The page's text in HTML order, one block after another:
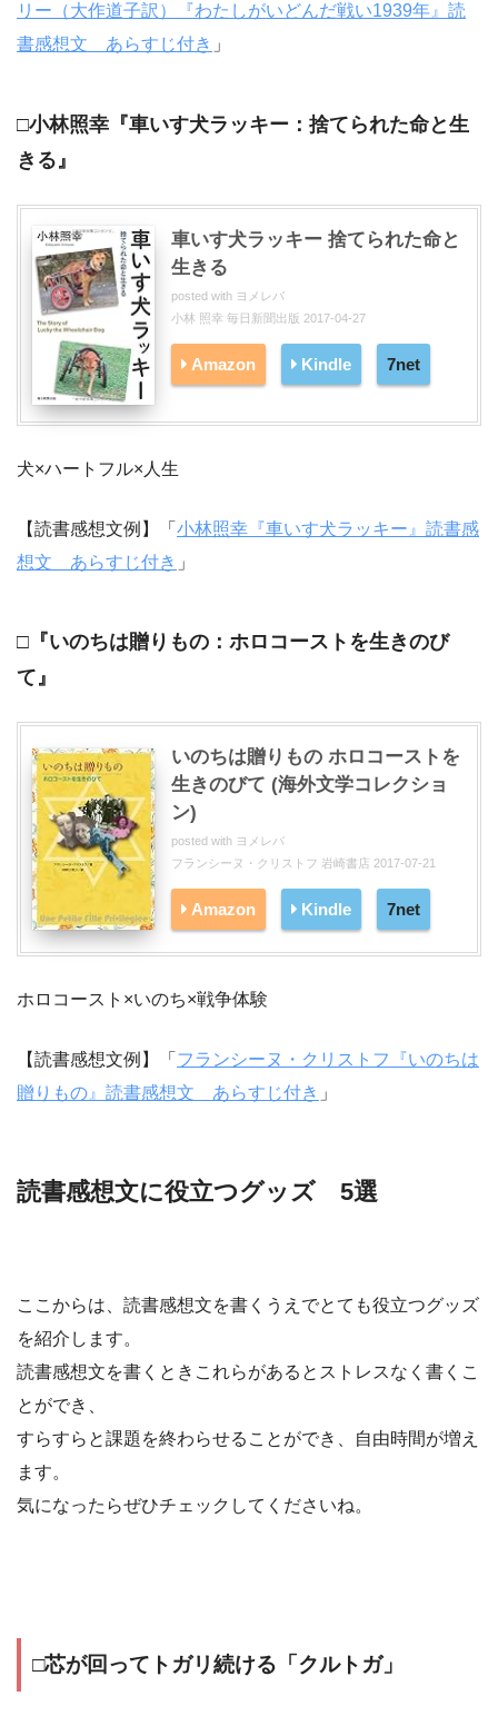
リー（大作道子訳）『わたしがいどんだ戦い1939年』読
書感想文 あらすじ付き 」
□小林照幸『車いす犬ラッキー：捨てられた命と生
きる』
車いす犬ラッキー 捨てられた命と
生きる
posted with ヨメレバ
小林 照幸 毎日新聞出版 2017-04-27
Amazon Kindle 7net
犬×ハートフル×人生
【読書感想文例】「 小林照幸『車いす犬ラッキー』読書感
想文 あらすじ付き 」
□『いのちは贈りもの：ホロコーストを生きのび
て』
いのちは贈りもの ホロコーストを
生きのびて (海外文学コレクショ
ン)
posted with ヨメレバ
フランシーヌ・クリストフ 岩崎書店 2017-07-21
Amazon Kindle 7net
ホロコースト×いのち×戦争体験
【読書感想文例】「 フランシーヌ・クリストフ『いのちは
贈りもの』読書感想文 あらすじ付き 」
読書感想文に役立つグッズ 5選
ここからは、読書感想文を書くうえでとても役立つグッズ
を紹介します。
読書感想文を書くときこれらがあるとストレスなく書くこ
とができ、
すらすらと課題を終わらせることができ、自由時間が増え
ます。
気になったらぜひチェックしてくださいね。
□芯が回ってトガリ続ける「クルトガ」